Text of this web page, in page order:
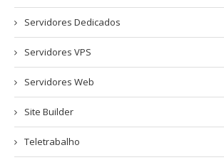
Servidores Dedicados
Servidores VPS
Servidores Web
Site Builder
Teletrabalho